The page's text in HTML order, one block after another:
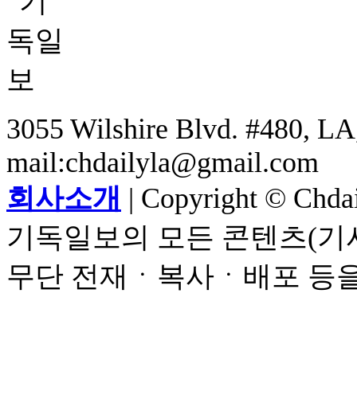
3055 Wilshire Blvd. #480,
mail:chdailyla@gmail.com
회사소개 | Copyright ©
기독일보의 모든 콘텐츠(
무단 전재ㆍ복사ㆍ배포 등